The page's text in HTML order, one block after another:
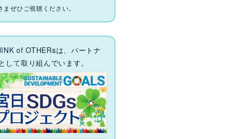
まぜひご視聴ください。
of OTHERsは、パートナ
して取り組んでいます。